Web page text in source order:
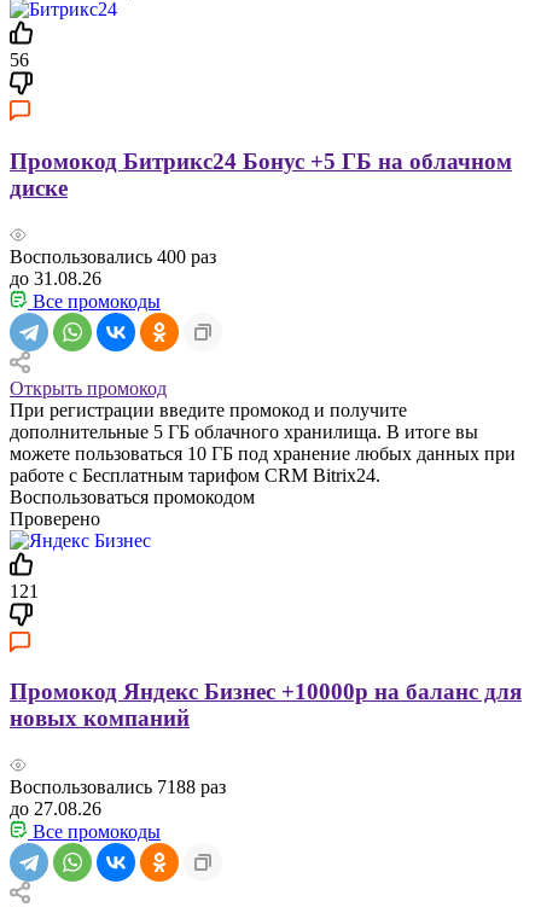
56
Промокод Битрикс24 Бонус +5 ГБ на облачном
диске
Воспользовались 400 раз
до 31.08.26
Все промокоды
Открыть промокод
При регистрации введите промокод и получите
дополнительные 5 ГБ облачного хранилища. В итоге вы
можете пользоваться 10 ГБ под хранение любых данных при
работе с Бесплатным тарифом CRM Bitrix24.
Воспользоваться промокодом
Проверено
121
Промокод Яндекс Бизнес +10000р на баланс для
новых компаний
Воспользовались 7188 раз
до 27.08.26
Все промокоды